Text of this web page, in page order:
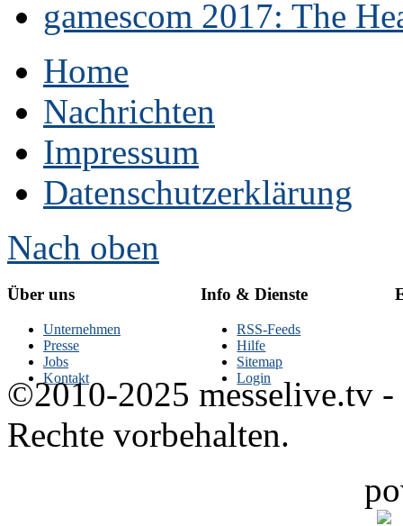
gamescom 2017: The
Home
Nachrichten
Impressum
Datenschutzerklärung
Nach oben
Über uns
Unternehmen
Presse
Jobs
Kontakt
Info & Dienste
RSS-Feeds
Hilfe
Sitemap
Login
©2010-2025 messelive.tv -
Rechte vorbehalten.